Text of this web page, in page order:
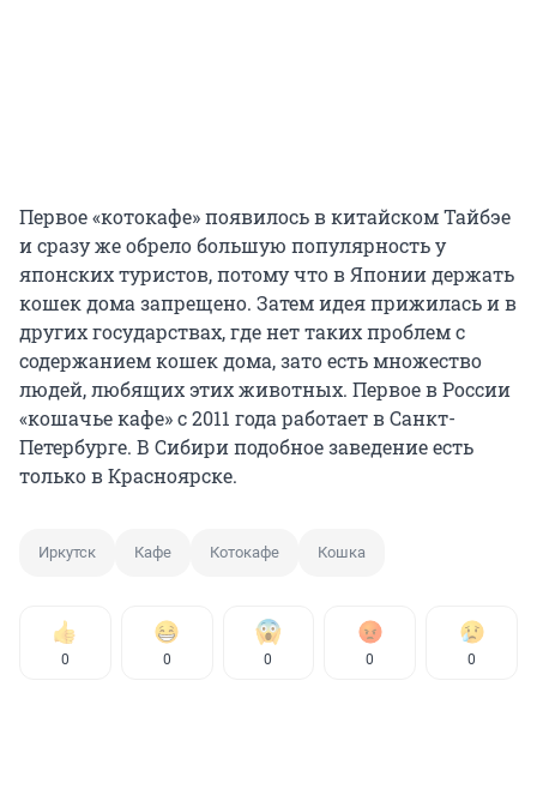
Первое «котокафе» появилось в китайском Тайбэе
и сразу же обрело большую популярность у
японских туристов, потому что в Японии держать
кошек дома запрещено. Затем идея прижилась и в
других государствах, где нет таких проблем с
содержанием кошек дома, зато есть множество
людей, любящих этих животных. Первое в России
«кошачье кафе» с 2011 года работает в Санкт-
Петербурге. В Сибири подобное заведение есть
только в Красноярске.
Иркутск Кафе Котокафе Кошка
0 0 0 0 0